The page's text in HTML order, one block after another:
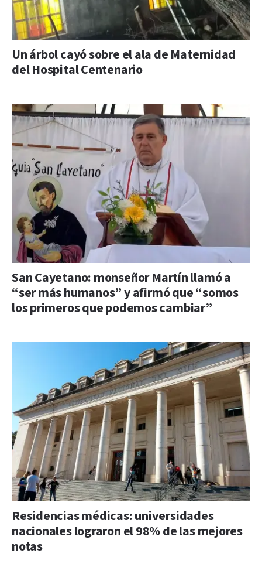
Un árbol cayó sobre el ala de Maternidad
del Hospital Centenario
San Cayetano: monseñor Martín llamó a
“ser más humanos” y afirmó que “somos
los primeros que podemos cambiar”
Residencias médicas: universidades
nacionales lograron el 98% de las mejores
notas